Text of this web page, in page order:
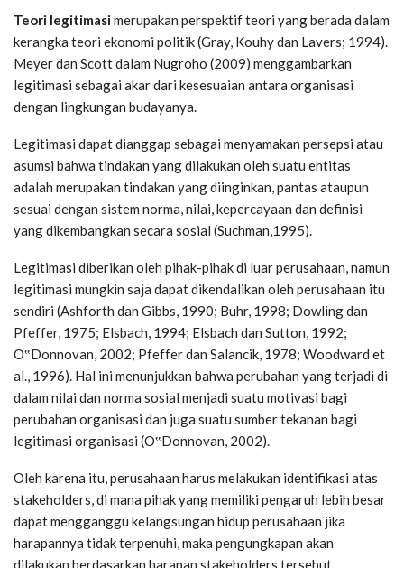
Teori legitimasimerupakan perspektif teori yang berada dalam
kerangka teori ekonomi politik (Gray, Kouhy dan Lavers; 1994).
Meyer dan Scott dalam Nugroho (2009) menggambarkan
legitimasi sebagai akar dari kesesuaian antara organisasi
dengan lingkungan budayanya.
Legitimasi dapat dianggap sebagai menyamakan persepsi atau
asumsi bahwa tindakan yang dilakukan oleh suatu entitas
adalah merupakan tindakan yang diinginkan, pantas ataupun
sesuai dengan sistem norma, nilai, kepercayaan dan definisi
yang dikembangkan secara sosial (Suchman,1995).
Legitimasi diberikan oleh pihak-pihak di luar perusahaan, namun
legitimasi mungkin saja dapat dikendalikan oleh perusahaan itu
sendiri (Ashforth dan Gibbs, 1990; Buhr, 1998; Dowling dan
Pfeffer, 1975; Elsbach, 1994; Elsbach dan Sutton, 1992;
O‟Donnovan, 2002; Pfeffer dan Salancik, 1978; Woodward et
al., 1996). Hal ini menunjukkan bahwa perubahan yang terjadi di
dalam nilai dan norma sosial menjadi suatu motivasi bagi
perubahan organisasi dan juga suatu sumber tekanan bagi
legitimasi organisasi (O‟Donnovan, 2002).
Oleh karena itu, perusahaan harus melakukan identifikasi atas
stakeholders, di mana pihak yang memiliki pengaruh lebih besar
dapat mengganggu kelangsungan hidup perusahaan jika
harapannya tidak terpenuhi, maka pengungkapan akan
dilakukan berdasarkan harapan stakeholders tersebut.